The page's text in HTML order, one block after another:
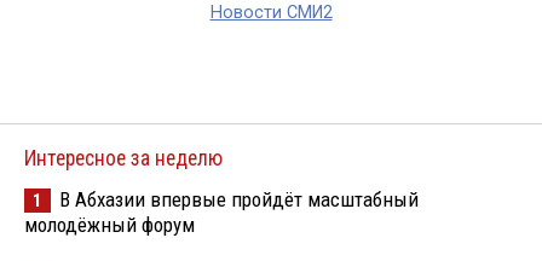
Новости СМИ2
Интересное за неделю
1
В Абхазии впервые пройдёт масштабный
молодёжный форум